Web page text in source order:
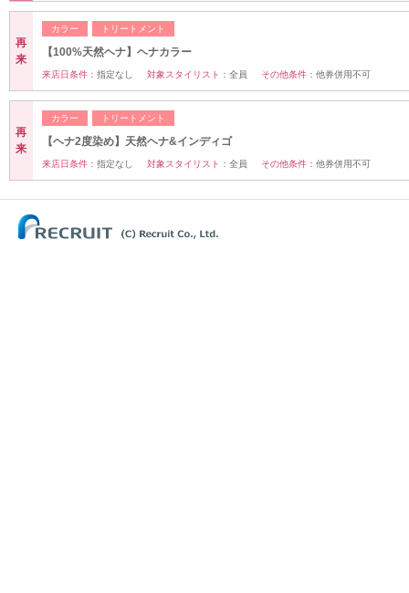
再
来
カラー トリートメント
【100%天然ヘナ】ヘナカラー
来店日条件： 指定なし 対象スタイリスト： 全員 その他条件： 他券併用不可
再
来
カラー トリートメント
【ヘナ2度染め】天然ヘナ&インディゴ
来店日条件： 指定なし 対象スタイリスト： 全員 その他条件： 他券併用不可